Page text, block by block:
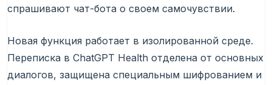
спрашивают чат-бота о своем самочувствии.
Новая функция работает в изолированной среде.
Переписка в ChatGPT Health отделена от основных
диалогов, защищена специальным шифрованием и